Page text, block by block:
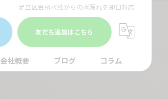
足立区台所水栓からの水漏れを即日対応
友だち追加はこちら
会社概要 ブログ コラム